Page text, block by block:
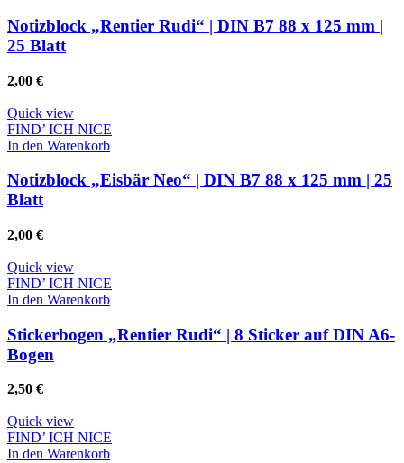
Notizblock „Rentier Rudi“ | DIN B7 88 x 125 mm |
25 Blatt
2,00 €
Quick view
FIND’ ICH NICE
In den Warenkorb
Notizblock „Eisbär Neo“ | DIN B7 88 x 125 mm | 25
Blatt
2,00 €
Quick view
FIND’ ICH NICE
In den Warenkorb
Stickerbogen „Rentier Rudi“ | 8 Sticker auf DIN A6-
Bogen
2,50 €
Quick view
FIND’ ICH NICE
In den Warenkorb